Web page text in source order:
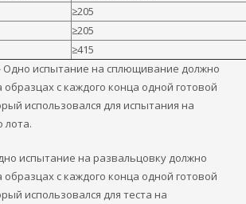
≥205
≥205
≥415
Одно испытание на сплющивание должно
с каждого конца одной готовой
использовался для испытания на
лота.
испытание на развальцовку должно
с каждого конца одной готовой
использовался для теста на